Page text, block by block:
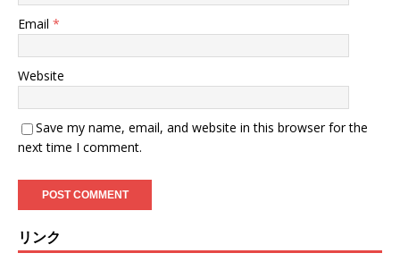
Email *
Website
Save my name, email, and website in this browser for the
next time I comment.
リンク